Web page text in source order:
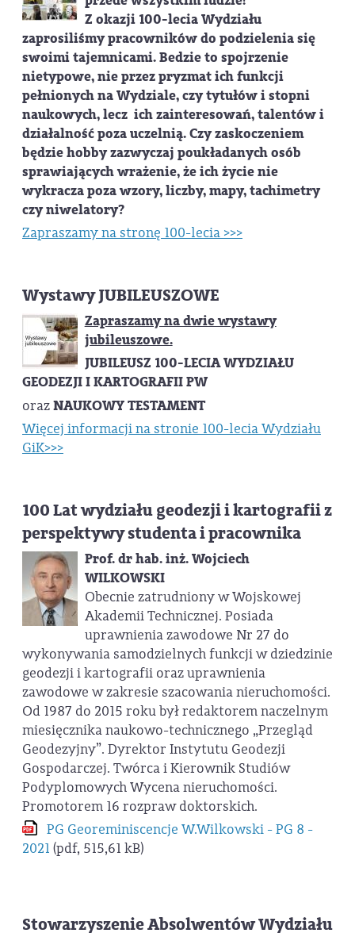
Z okazji 100-lecia Wydziału
zaprosiliśmy pracowników do podzielenia się
swoimi tajemnicami. Bedzie to spojrzenie
nietypowe, nie przez pryzmat ich funkcji
pełnionych na Wydziale, czy tytułów i stopni
naukowych, lecz ich zainteresowań, talentów i
działalność poza uczelnią. Czy zaskoczeniem
będzie hobby zazwyczaj poukładanych osób
sprawiających wrażenie, że ich życie nie
wykracza poza wzory, liczby, mapy, tachimetry
czy niwelatory?
Zapraszamy na stronę 100-lecia >>>
Wystawy JUBILEUSZOWE
Zapraszamy na dwie wystawy
jubileuszowe.
JUBILEUSZ 100-LECIA WYDZIAŁU
GEODEZJI I KARTOGRAFII PW
orazNAUKOWY TESTAMENT
Więcej informacji na stronie 100-lecia Wydziału
GiK>>>
100 Lat wydziału geodezji i kartografii z
perspektywy studenta i pracownika
Prof. dr hab. inż. Wojciech
WILKOWSKI
Obecnie zatrudniony w Wojskowej
Akademii Technicznej. Posiada
uprawnienia zawodowe Nr 27 do
wykonywania samodzielnych funkcji w dziedzinie
geodezji i kartografii oraz uprawnienia
zawodowe w zakresie szacowania nieruchomości.
Od 1987 do 2015 roku był redaktorem naczelnym
miesięcznika naukowo-technicznego „Przegląd
Geodezyjny”. Dyrektor Instytutu Geodezji
Gospodarczej. Twórca i Kierownik Studiów
Podyplomowych Wycena nieruchomości.
Promotorem 16 rozpraw doktorskich.
PG Georeminiscencje W.Wilkowski - PG 8 -
2021 (pdf, 515,61 kB)
Stowarzyszenie Absolwentów Wydziału